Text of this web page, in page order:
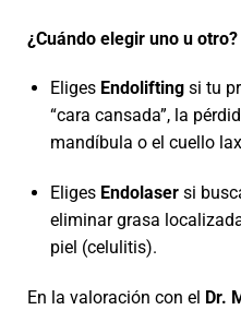
¿Cuándo elegir uno u otro?
Eliges Endoliftingsi tu
“cara cansada”, la
mandíbula o el cuello
Eliges Endolasersi
eliminar grasa
piel (celulitis).
En la valoración con el Dr.